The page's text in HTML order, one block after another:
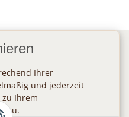
Ihrer
und jederzeit
Ihrem
zu.